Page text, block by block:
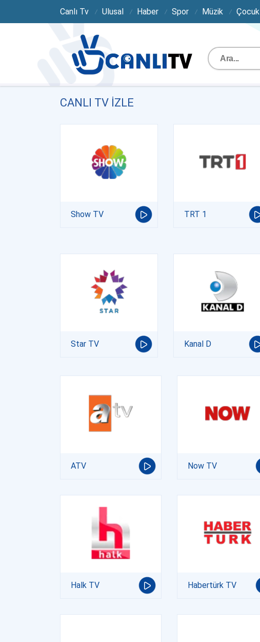
Canlı Tv Ulusal Haber Spor Müzik Çocuk
CANLI TV IZLE
Show TV TRT 1
Star TV Kanal D
ATV Now TV
Halk TV Habertürk TV